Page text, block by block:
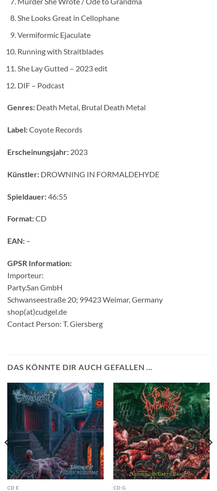
She Looks Great in Cellophane
Vermiformic Ejaculate
Running with Straitblades
She Lay Gutted – 2023 edit
DIF – Podcast
Genres: Death Metal, Brutal Death Metal
Label:Coyote Records
Erscheinungsjahr: 2023
Künstler: DROWNING IN FORMALDEHYDE
Spieldauer:46:55
Format:CD
EAN: –
GPSR Information:
Importeur:
Party.San GmbH
Schwanseestraße 20; 99423 Weimar, Germany
shop(at)cudgel.de
Contact Person: T. Giersberg
DAS KÖNNTE DIR AUCH GEFALLEN …
CD E CD G